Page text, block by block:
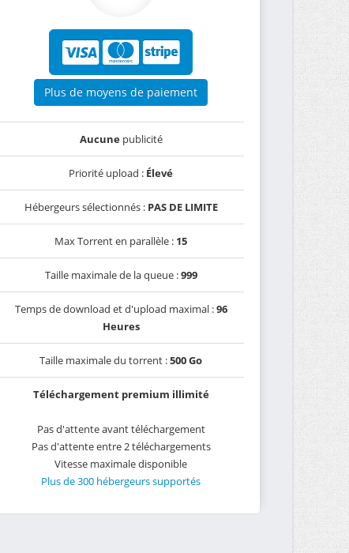
Plus de moyens de paiement
Aucunepublicité
Priorité upload : Élevé
Hébergeurs sélectionnés : PAS DE LIMITE
Max Torrent en parallèle : 15
Taille maximale de la queue :999
Temps de download et d'upload maximal :96
Heures
Taille maximale du torrent :500 Go
Téléchargement premium illimité
Pas d'attente avant téléchargement
Pas d'attente entre 2 téléchargements
Vitesse maximale disponible
Plus de 300 hébergeurs supportés